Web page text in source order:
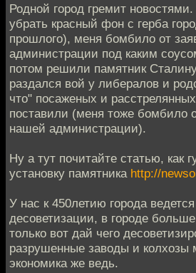
Родной город гремит
убрать красный фон с герба
прошлого), меня бомбило от
администрации под каким
потом решили памятник
раздался вой у либералов и
что" посаженых и
поставили (меня тоже бомбило
нашей администрации).
Ну а тут почитайте статью, как
установку памятника http://
У нас к 450летию города
десоветизации, в городе
только вот дай чего
разрушенные заводы и колхозы
экономика же ведь.